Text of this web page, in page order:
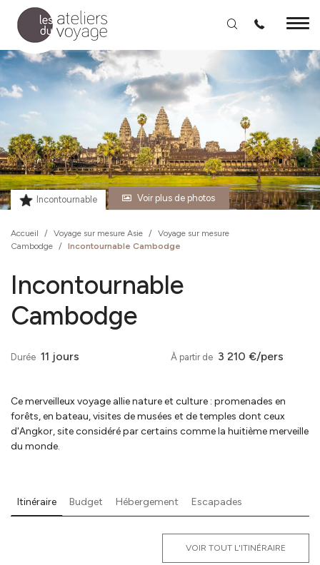
Aller au contenu principal
Incontournable Voir plus de photos
Accueil / Voyage sur mesure Asie / Voyage sur mesure
Cambodge / Incontournable Cambodge
Incontournable
Cambodge
Durée 11 jours À partir de 3 210 €/pers
Ce merveilleux voyage allie nature et culture : promenades en
forêts, en bateau, visites de musées et de temples dont ceux
d'Angkor, site considéré par certains comme la huitième merveille
du monde.
Itinéraire Budget Hébergement Escapades
VOIR TOUT L'ITINÉRAIRE